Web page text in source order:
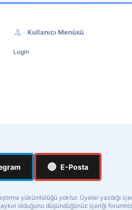
Kullanıcı Menüsü
Login
🔴 E-Posta
yükümlülüğü yoktur. Üyeler yazdığı
olduğunu düşündüğünüz içeriği